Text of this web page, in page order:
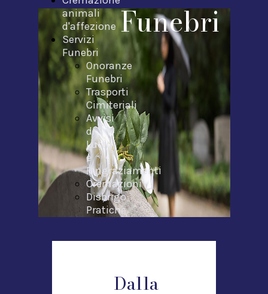
Funebri
animali
d'affezione
Servizi
Funebri
Onoranze
Funebri
Trasporti
Cimiteriali
Avvisi
di
Lutto
e
Ringraziamenti
Cremazioni
Disbrigo
Pratiche
Dalla